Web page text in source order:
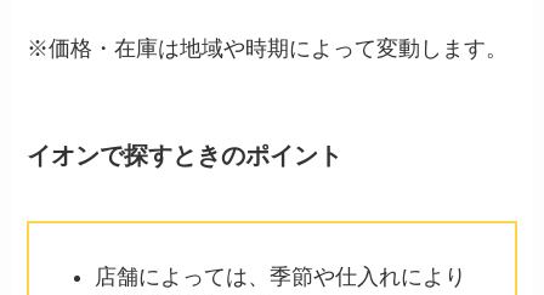
※価格・在庫は地域や時期によって変動します。
イオンで探すときのポイント
店舗によっては、季節や仕入れにより